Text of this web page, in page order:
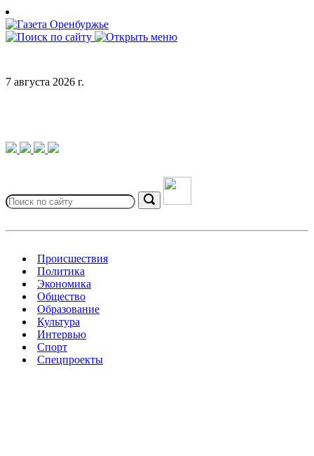
Skip
to
content
7 августа 2026 г.
for:
Search
Происшествия
Политика
Экономика
Общество
Образование
Культура
Интервью
Спорт
Спецпроекты